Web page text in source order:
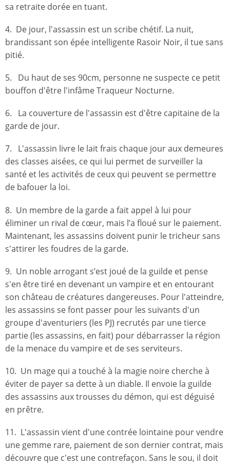
sa retraite dorée en tuant.
4. De jour, l'assassin est un scribe chétif. La nuit,
brandissant son épée intelligente Rasoir Noir, il tue sans
pitié.
5. Du haut de ses 90cm, personne ne suspecte ce petit
bouffon d'être l'infâme Traqueur Nocturne.
6. La couverture de l'assassin est d'être capitaine de la
garde de jour.
7. L'assassin livre le lait frais chaque jour aux demeures
des classes aisées, ce qui lui permet de surveiller la
santé et les activités de ceux qui peuvent se permettre
de bafouer la loi.
8. Un membre de la garde a fait appel à lui pour
éliminer un rival de cœur, mais l’a floué sur le paiement.
Maintenant, les assassins doivent punir le tricheur sans
s'attirer les foudres de la garde.
9. Un noble arrogant s’est joué de la guilde et pense
s'en être tiré en devenant un vampire et en entourant
son château de créatures dangereuses. Pour l'atteindre,
les assassins se font passer pour les suivants d'un
groupe d'aventuriers (les PJ) recrutés par une tierce
partie (les assassins, en fait) pour débarrasser la région
de la menace du vampire et de ses serviteurs.
10. Un mage qui a touché à la magie noire cherche à
éviter de payer sa dette à un diable. Il envoie la guilde
des assassins aux trousses du démon, qui est déguisé
en prêtre.
11. L'assassin vient d'une contrée lointaine pour vendre
une gemme rare, paiement de son dernier contrat, mais
découvre que c'est une contrefaçon. Sans le sou, il doit